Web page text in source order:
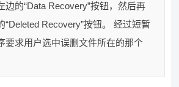
边的“Data Recovery”按钮，然后再
“Deleted Recovery”按钮。 经过短暂
要求用户选中误删文件所在的那个